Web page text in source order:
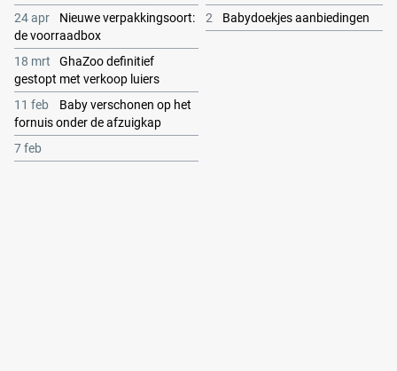
24 apr
Nieuwe verpakkingsoort:
de voorraadbox
18 mrt
GhaZoo definitief
gestopt met verkoop luiers
11 feb
Baby verschonen op het
fornuis onder de afzuigkap
7 feb
2
Babydoekjes aanbiedingen